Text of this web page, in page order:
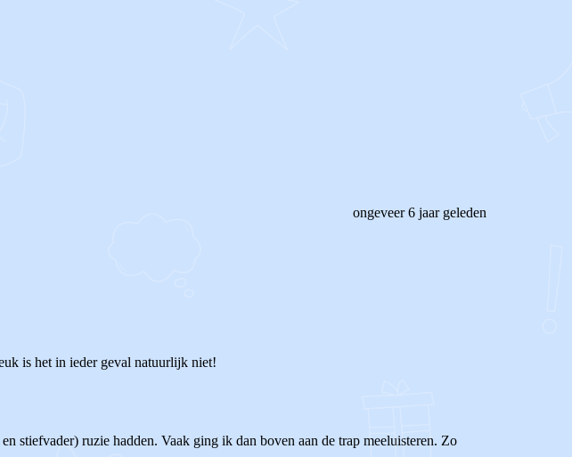
ongeveer 6 jaar geleden
is het in ieder geval natuurlijk niet!
stiefvader) ruzie hadden. Vaak ging ik dan boven aan de trap meeluisteren. Zo